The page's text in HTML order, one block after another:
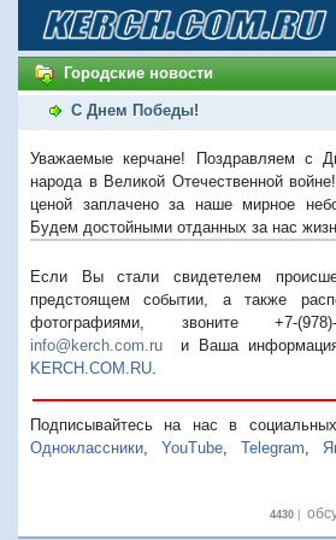
Городские новости
С Днем Победы!
Уважаемые керчане! Поздравляем с
народа в Великой Отечественной
ценой заплачено за наше мирное
Будем достойными отданных за нас
Если Вы стали свидетелем
предстоящем событии, а также
фотографиями, звоните +7-
info@kerch.com.ru и Ваша
KERCH.COM.RU
Подписывайтесь на нас в
Одноклассники
YouTube Telegram
4430|